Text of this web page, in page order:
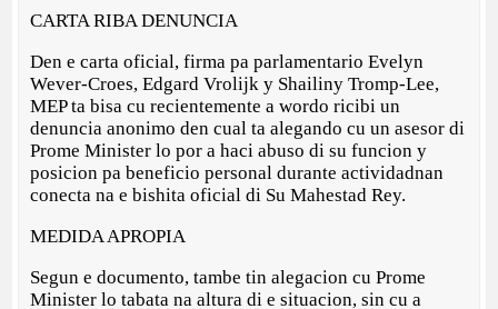
CARTA RIBA DENUNCIA
Den e carta oficial, firma pa parlamentario Evelyn
Wever-Croes, Edgard Vrolijk y Shailiny Tromp-Lee,
MEP ta bisa cu recientemente a wordo ricibi un
denuncia anonimo den cual ta alegando cu un asesor di
Prome Minister lo por a haci abuso di su funcion y
posicion pa beneficio personal durante actividadnan
conecta na e bishita oficial di Su Mahestad Rey.
MEDIDA APROPIA
Segun e documento, tambe tin alegacion cu Prome
Minister lo tabata na altura di e situacion, sin cu a